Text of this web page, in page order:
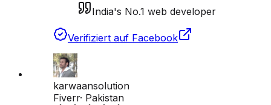
India's No.1 web developer
Verifiziert auf Facebook
karwaansolution
Fiverr· Pakistan